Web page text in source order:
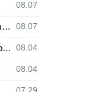
등록일
08.07
등록일
08.07
3Bed 3Bath Resort style Home/Buena Park
등록일
08.04
부동산 구입자 검사 (Inspection)의무
등록일
08.04
등록일